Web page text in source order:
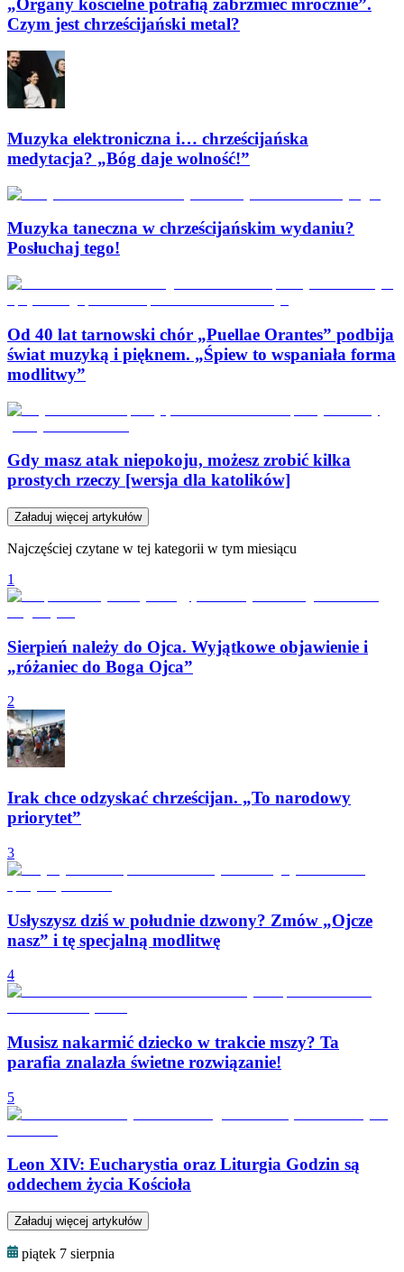
Czym jest chrześcijański metal?
Muzyka elektroniczna i… chrześcijańska
medytacja? „Bóg daje wolność!”
Muzyka taneczna w chrześcijańskim wydaniu?
Posłuchaj tego!
Od 40 lat tarnowski chór „Puellae Orantes” podbija
świat muzyką i pięknem. „Śpiew to wspaniała forma
modlitwy”
Gdy masz atak niepokoju, możesz zrobić kilka
prostych rzeczy [wersja dla katolików]
Załaduj więcej artykułów
Najczęściej czytane w tej kategorii w tym miesiącu
1
Sierpień należy do Ojca. Wyjątkowe objawienie i
„różaniec do Boga Ojca”
2
Irak chce odzyskać chrześcijan. „To narodowy
priorytet”
3
Usłyszysz dziś w południe dzwony? Zmów „Ojcze
nasz” i tę specjalną modlitwę
4
Musisz nakarmić dziecko w trakcie mszy? Ta
parafia znalazła świetne rozwiązanie!
5
Leon XIV: Eucharystia oraz Liturgia Godzin są
oddechem życia Kościoła
Załaduj więcej artykułów
piątek 7 sierpnia